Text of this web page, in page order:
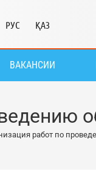
РУС ҚАЗ
ВАКАНСИИ
работ по